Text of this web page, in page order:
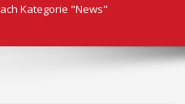
Kategorie "News"